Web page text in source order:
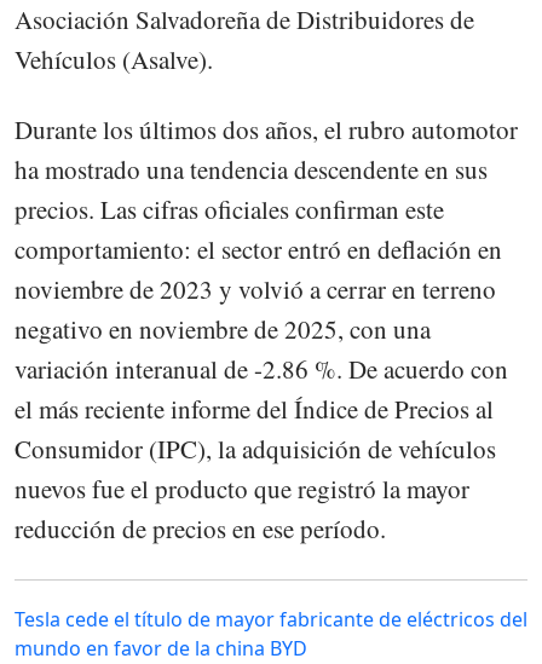
Asociación Salvadoreña de Distribuidores de
Vehículos (Asalve).
Durante los últimos dos años, el rubro automotor
ha mostrado una tendencia descendente en sus
precios. Las cifras oficiales confirman este
comportamiento: el sector entró en deflación en
noviembre de 2023 y volvió a cerrar en terreno
negativo en noviembre de 2025, con una
variación interanual de -2.86 %. De acuerdo con
el más reciente informe del Índice de Precios al
Consumidor (IPC), la adquisición de vehículos
nuevos fue el producto que registró la mayor
reducción de precios en ese período.
Tesla cede el título de mayor fabricante de eléctricos del
mundo en favor de la china BYD